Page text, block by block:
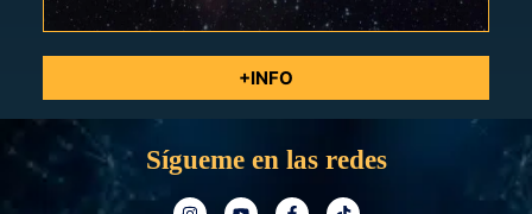
+INFO
Sígueme en las redes